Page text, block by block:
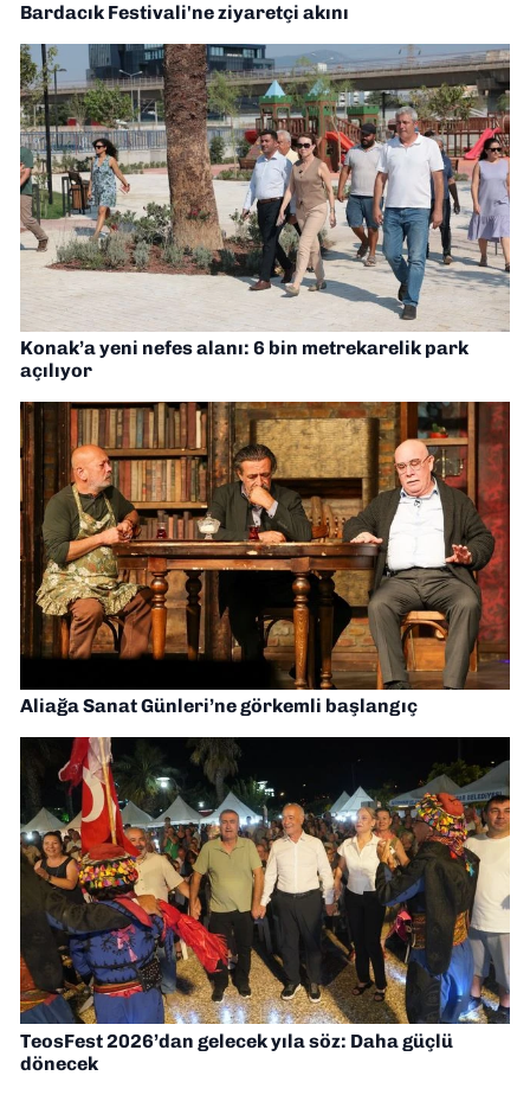
Bardacık Festivali'ne ziyaretçi akını
Konak’a yeni nefes alanı: 6 bin metrekarelik park
açılıyor
Aliağa Sanat Günleri’ne görkemli başlangıç
TeosFest 2026’dan gelecek yıla söz: Daha güçlü
dönecek